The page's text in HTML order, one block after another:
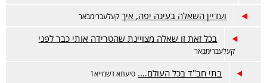
ועדיין השאלה בעינה יפה, איך קעלעברימבאר
בכל זאת זו שאלה מצויינת שהטרידה אותי כבר לפני
קעלעברימבאר
בתי חב"ד בכל העולם…. סיעתא דשמייא1